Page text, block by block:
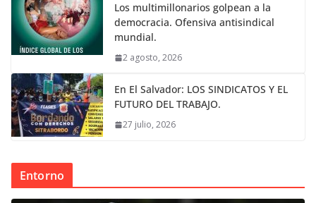
Los multimillonarios golpean a la
democracia. Ofensiva antisindical
mundial.
2 agosto, 2026
En El Salvador: LOS SINDICATOS Y EL
FUTURO DEL TRABAJO.
27 julio, 2026
Entorno